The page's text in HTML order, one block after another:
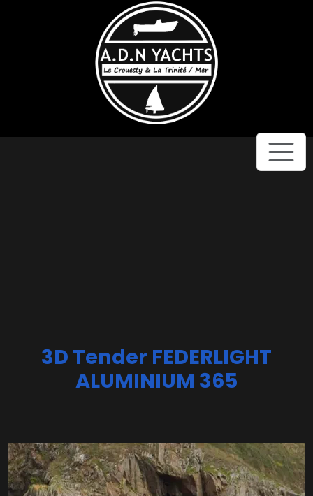
3D Tender FEDERLIGHT
ALUMINIUM 365